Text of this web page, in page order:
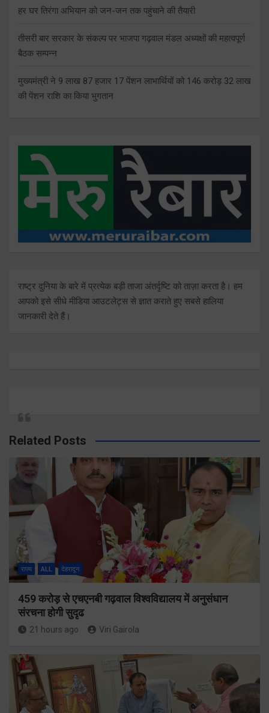
हर घर तिरंगा अभियान को जन-जन तक पहुंचाने की तैयारी
तीसरी बार सरकार के संकल्प पर भाजपा गढ़वाल मंडल अध्यक्षों की महत्वपूर्ण
बैठक सम्पन्न
मुख्यमंत्री ने 9 लाख 87 हजार 17 पेंशन लाभार्थियों को 146 करोड़ 32 लाख
की पेंशन राशि का किया भुगतान
राष्ट्र दुनिया के बारे में प्रत्येक बड़ी ताजा अंतर्दृष्टि को ताज़ा करता है। हम
आपको इसे सीधे मीडिया आउटलेट्स से ज्ञात कराते हुए सबसे हालिया
जानकारी देते हैं।
Related Posts
राज्य ALL देहरादून
459 करोड़ से एचएनबी गढ़वाल विश्वविद्यालय में अनुसंधान
संरचना होगी सुदृढ
21 hours ago Viri Gairola